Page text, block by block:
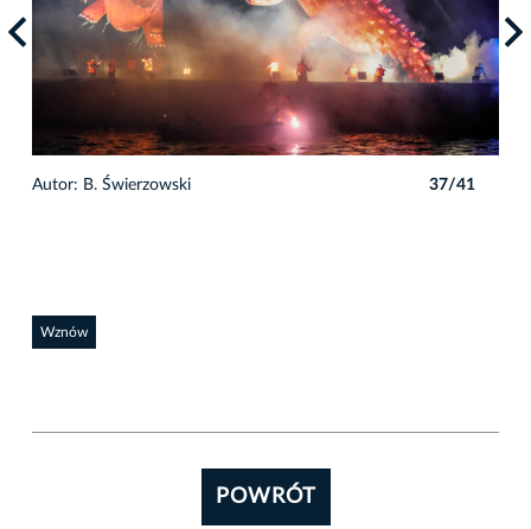
Autor: B. Świerzowski 37/41
Wznów
POWRÓT